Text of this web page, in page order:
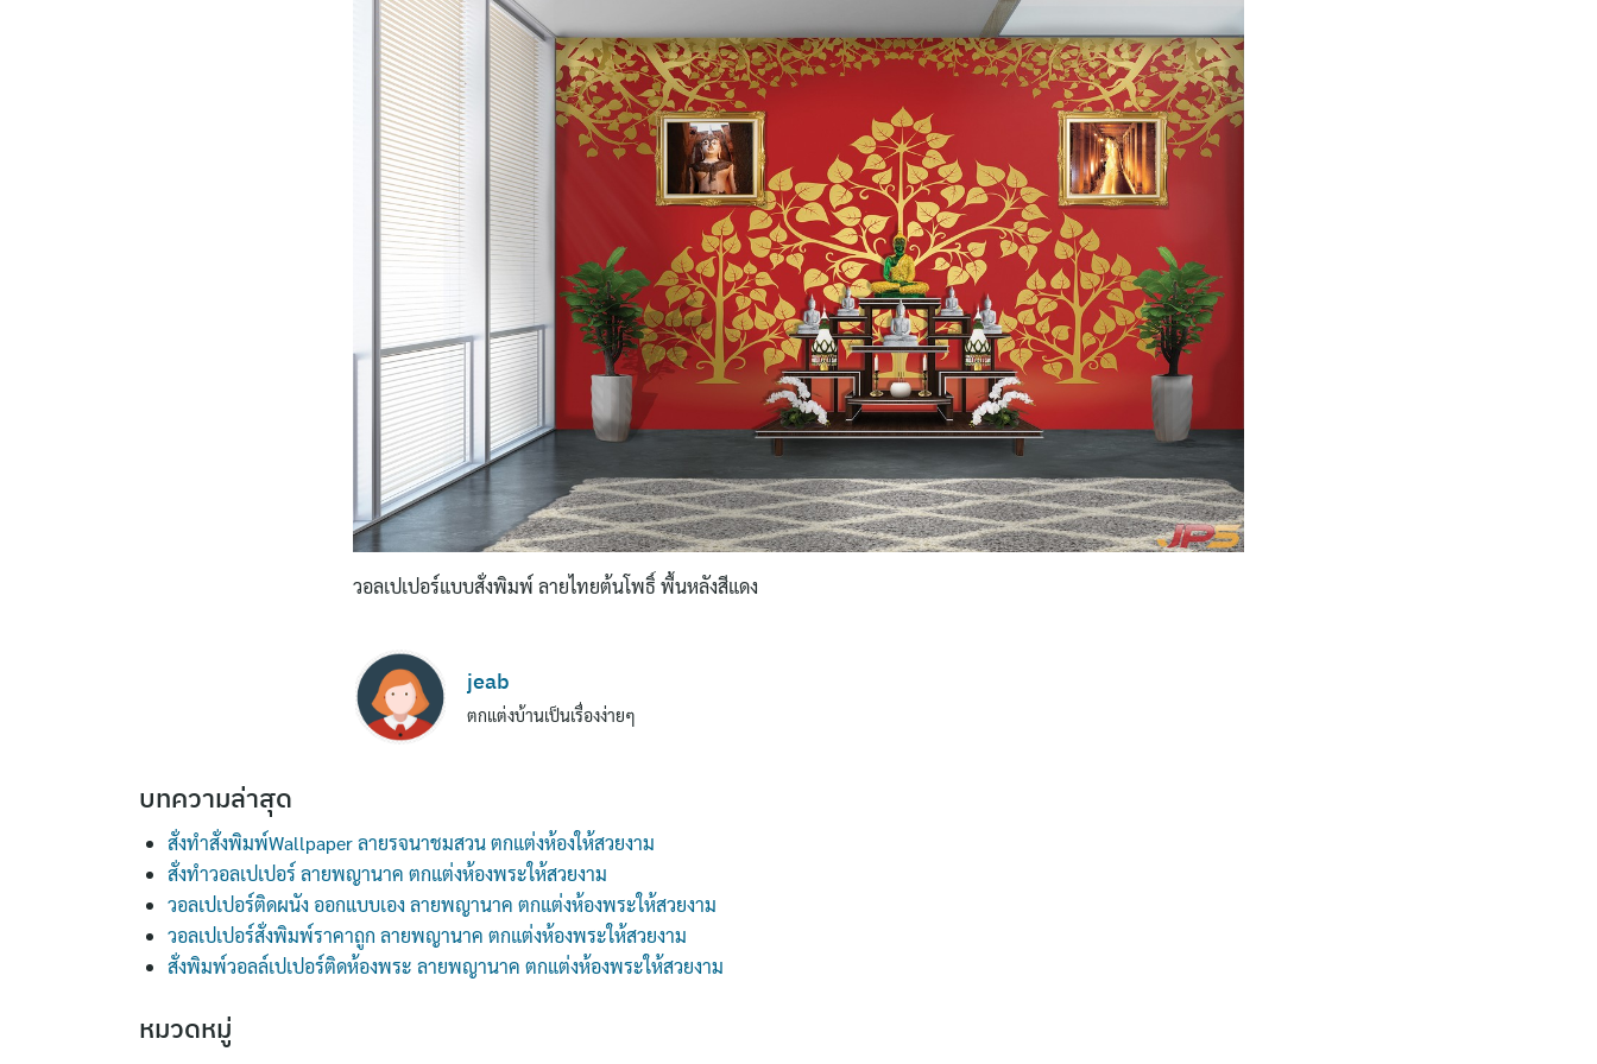
Search
วอลเปเปอร์แบบสั่งพิมพ์ ลายไทยต้นโพธิ์ พื้นหลังสีแดง
jeab
ตกแต่งบ้านเป็นเรื่องง่ายๆ
บทความล่าสุด
สั่งทำสั่งพิมพ์Wallpaper ลายรจนาชมสวน ตกแต่งห้องให้สวยงาม
สั่งทำวอลเปเปอร์ ลายพญานาค ตกแต่งห้องพระให้สวยงาม
วอลเปเปอร์ติดผนัง ออกแบบเอง ลายพญานาค ตกแต่งห้องพระให้สวยงาม
วอลเปเปอร์สั่งพิมพ์ราคาถูก ลายพญานาค ตกแต่งห้องพระให้สวยงาม
สั่งพิมพ์วอลล์เปเปอร์ติดห้องพระ ลายพญานาค ตกแต่งห้องพระให้สวยงาม
หมวดหมู่